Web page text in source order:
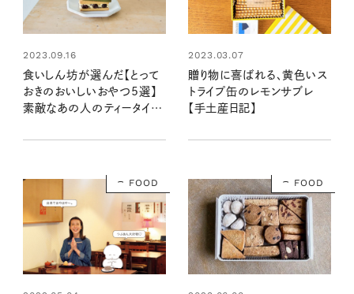
2023.09.16
食いしん坊が選んだ【とって
おきのおいしいおやつ5選】
素敵なあの人のティータイム
2023.03.07
贈り物に喜ばれる、黄色いス
トライプ缶のレモンサブレ
【手土産日記】
FOOD FOOD